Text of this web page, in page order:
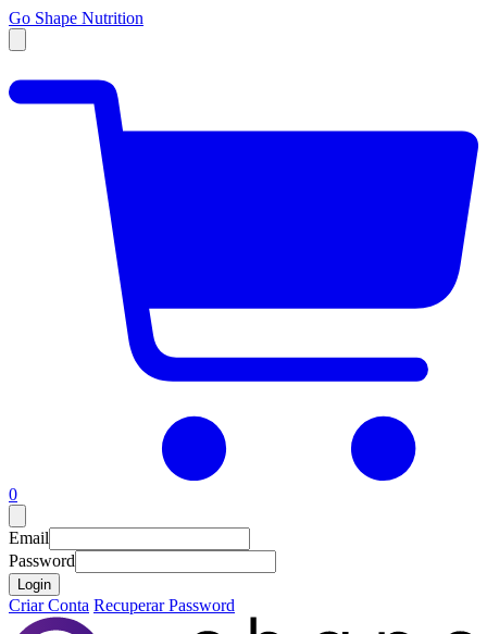
Go Shape Nutrition
0
Email
Password
Login
Criar Conta Recuperar Password